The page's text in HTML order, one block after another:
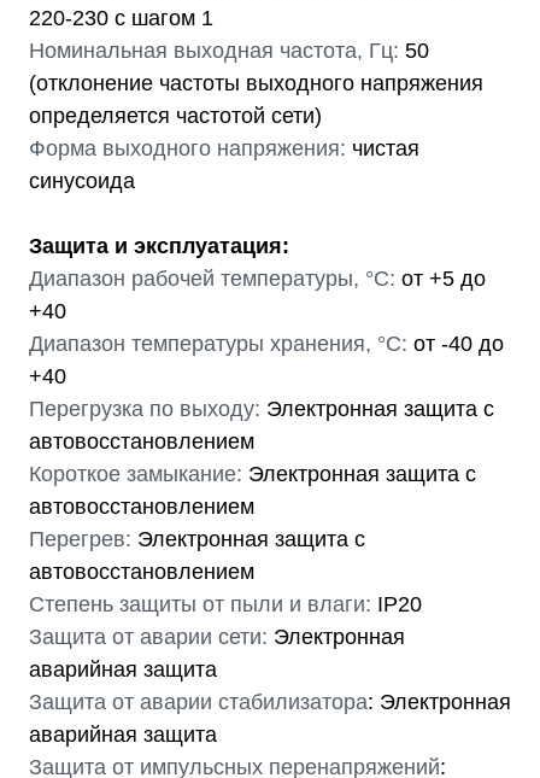
220-230 с шагом 1
Номинальная выходная частота, Гц: 50
(отклонение частоты выходного напряжения
определяется частотой сети)
Форма выходного напряжения: чистая
синусоида
Защита и эксплуатация:
Диапазон рабочей температуры, °С: от +5 до
+40
Диапазон температуры хранения, °С: от -40 до
+40
Перегрузка по выходу: Электронная защита c
автовосстановлением
Короткое замыкание: Электронная защита c
автовосстановлением
Перегрев: Электронная защита c
автовосстановлением
Степень защиты от пыли и влаги: IP20
Защита от аварии сети: Электронная
аварийная защита
Защита от аварии стабилизатора: Электронная
аварийная защита
Защита от импульсных перенапряжений: